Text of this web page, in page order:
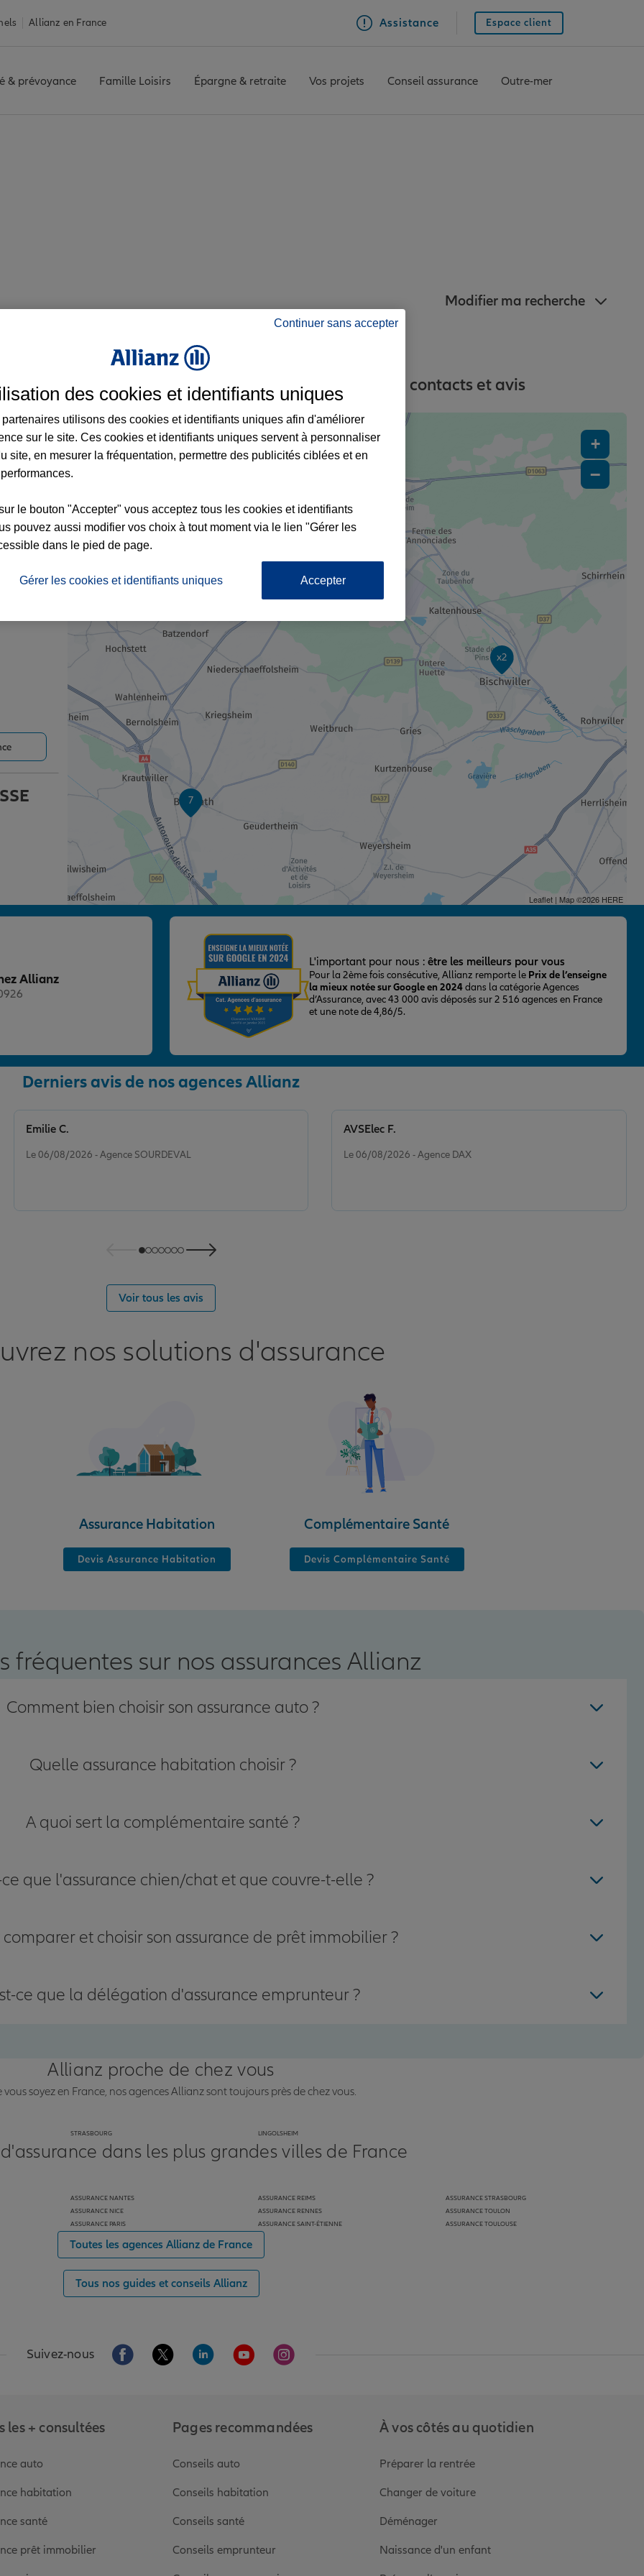
Allianz en France Assistance Espace client
& prévoyance Famille Loisirs Épargne & retraite Vos projets Conseil assurance Outre-mer
Modifier ma recherche
sur-Moder et aux alentours : adresses, contacts et avis
7
x2
x2
+
−
Leaflet| Map ©2026 HERE
Allianz
L'important pour nous : être les meilleurs pour vous
Pour la 2ème fois consécutive, Allianz remporte le Prix de l’enseigne
la mieux notée sur Google en 2024dans la catégorie Agences
d’Assurance, avec 43 000 avis déposés sur 2 516 agences en France
et une note de 4,86/5.
Derniers avis de nos agences Allianz
Le 06/08/2026 - Agence SOURDEVAL
Emilie C.
Le 06/08/2026 - Agence DAX
AVSElec F.
Voir tous les avis
nos solutions d'assurance
Assurance Habitation
Devis Assurance Habitation
Complémentaire Santé
Devis Complémentaire Santé
fréquentes sur nos assurances Allianz
Comment bien choisir son assurance auto ?
Quelle assurance habitation choisir ?
A quoi sert la complémentaire santé ?
que l'assurance chien/chat et que couvre-t-elle ?
et choisir son assurance de prêt immobilier ?
ce que la délégation d'assurance emprunteur ?
Allianz proche de chez vous
vous soyez en France, nos agences Allianz sont toujours près de chez vous.
STRASBOURG LINGOLSHEIM
dans les plus grandes villes de France
ASSURANCE NANTES
ASSURANCE NICE
ASSURANCE PARIS
ASSURANCE REIMS
ASSURANCE RENNES
ASSURANCE SAINT-ÉTIENNE
ASSURANCE STRASBOURG
ASSURANCE TOULON
ASSURANCE TOULOUSE
Toutes les agences Allianz de France
Tous nos guides et conseils Allianz
Suivez-nous Aller sur la page Facebook de Allianz
Aller sur la page Twitter de Allianz
Aller sur la page Linkedin de Allianz
Aller sur la page Youtube de Allianz
Aller sur la page Instagram de Allianz
les + consultées
auto
habitation
santé
prêt immobilier
Pages recommandées
Conseils auto
Conseils habitation
Conseils santé
Conseils emprunteur
À vos côtés au quotidien
Préparer la rentrée
Changer de voiture
Déménager
Naissance d'un enfant
Continuer sans accepter
des cookies et identifiants uniques
partenaires utilisons des cookies et identifiants uniques afin d'améliorer
sur le site. Ces cookies et identifiants uniques servent à personnaliser
site, en mesurer la fréquentation, permettre des publicités ciblées et en
le bouton "Accepter" vous acceptez tous les cookies et identifiants
pouvez aussi modifier vos choix à tout moment via le lien "Gérer les
dans le pied de page.
Gérer les cookies et identifiants uniques Accepter